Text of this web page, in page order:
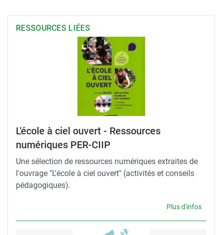
RESSOURCES LIÉES
L'école à ciel ouvert - Ressources
numériques PER-CIIP
Une sélection de ressources numériques extraites de
l'ouvrage "L'école à ciel ouvert" (activités et conseils
pédagogiques).
Plus d'infos